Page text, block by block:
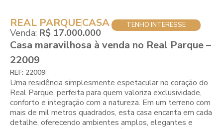
REAL PARQUECASA
Venda: R$ 17.000.000
TENHO INTERESSE
Casa maravilhosa à venda no Real Parque –
22009
REF: 22009
Uma residência simplesmente espetacular no coração do
Real Parque, perfeita para quem valoriza exclusividade,
conforto e integração com a natureza. Em um terreno com
mais de mil metros quadrados, esta casa encanta em cada
detalhe, oferecendo ambientes amplos, elegantes e